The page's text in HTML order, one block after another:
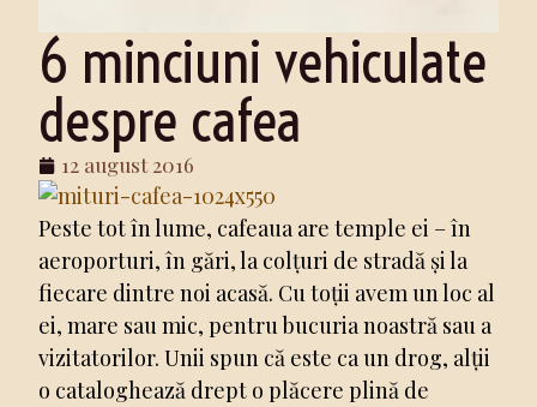
6 minciuni vehiculate
despre cafea
12 august 2016
Peste tot în lume, cafeaua are temple ei – în
aeroporturi, în gări, la colțuri de stradă și la
fiecare dintre noi acasă. Cu toții avem un loc al
ei, mare sau mic, pentru bucuria noastră sau a
vizitatorilor. Unii spun că este ca un drog, alții
o cataloghează drept o plăcere plină de